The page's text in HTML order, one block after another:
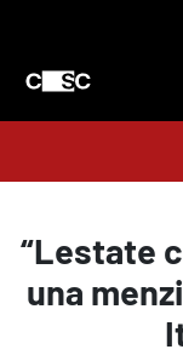
“Lestate
una